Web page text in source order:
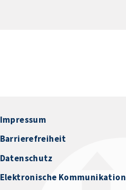
Impressum
Barrierefreiheit
Datenschutz
Elektronische Kommunikation